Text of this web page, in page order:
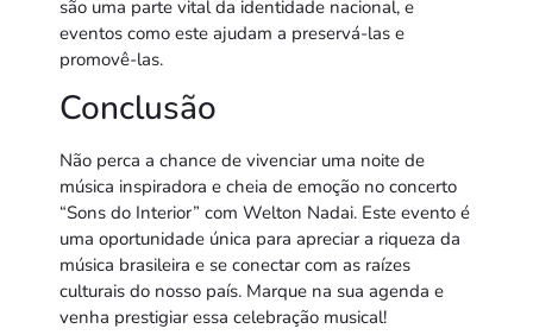
são uma parte vital da identidade nacional, e
eventos como este ajudam a preservá-las e
promovê-las.
Conclusão
Não perca a chance de vivenciar uma noite de
música inspiradora e cheia de emoção no concerto
“Sons do Interior” com Welton Nadai. Este evento é
uma oportunidade única para apreciar a riqueza da
música brasileira e se conectar com as raízes
culturais do nosso país. Marque na sua agenda e
venha prestigiar essa celebração musical!